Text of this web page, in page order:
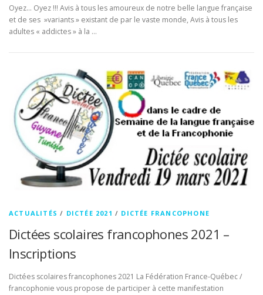
Oyez… Oyez !!! Avis à tous les amoureux de notre belle langue française
et de ses »variants » existant de par le vaste monde, Avis à tous les
adultes « addictes » à la …
ACTUALITÉS / DICTÉE 2021 / DICTÉE FRANCOPHONE
Dictées scolaires francophones 2021 –
Inscriptions
Dictées scolaires francophones 2021 La Fédération France-Québec /
francophonie vous propose de participer à cette manifestation